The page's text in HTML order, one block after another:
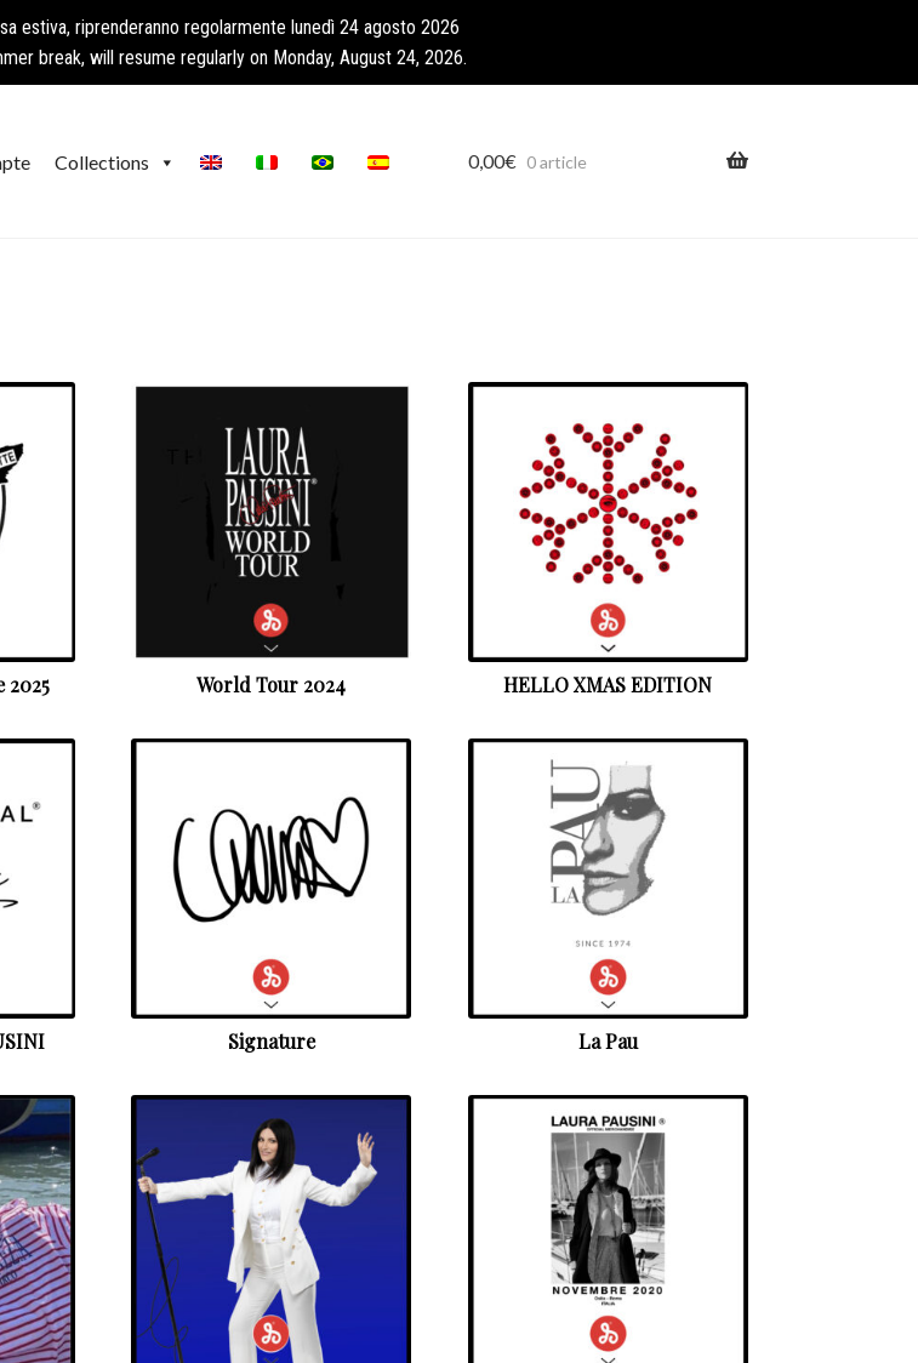
estiva, riprenderanno regolarmente lunedì 24 agosto 2026
break, will resume regularly on Monday, August 24, 2026.
Collections 0,00€ 0 article
2025 World Tour 2024 HELLO XMAS EDITION
Signature La Pau